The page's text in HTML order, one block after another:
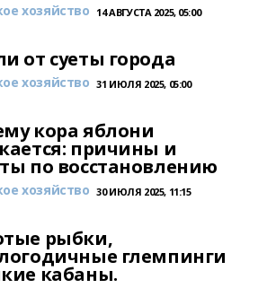
хозяйство 14 АВГУСТА 2025, 05:00
от суеты города
хозяйство 31 ИЮЛЯ 2025, 05:00
кора яблони
причины и
по восстановлению
хозяйство 30 ИЮЛЯ 2025, 11:15
рыбки,
глемпинги
кабаны.